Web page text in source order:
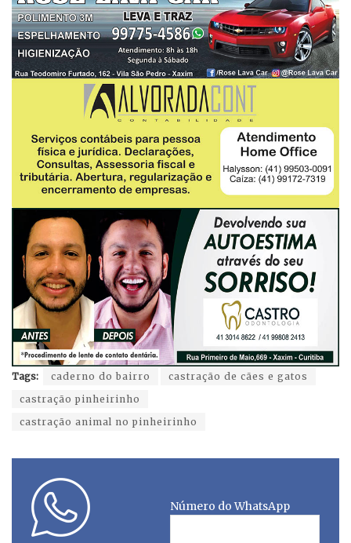
Tags: caderno do bairro
castração de cães e gatos
castração pinheirinho
castração animal no pinheirinho
Número do WhatsApp